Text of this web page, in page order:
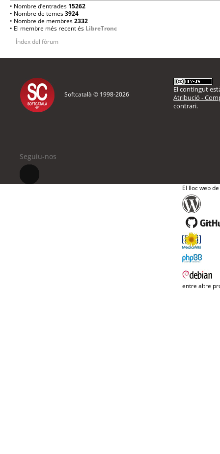
• Nombre d’entrades 15262
• Nombre de temes3924
• Nombre de membres2332
• El membre més recent és LibreTronc
Índex del fòrum
Softcatalà © 1998-2026
El contingut
Atribució -
contrari.
Seguiu-nos
El lloc web
entre altre